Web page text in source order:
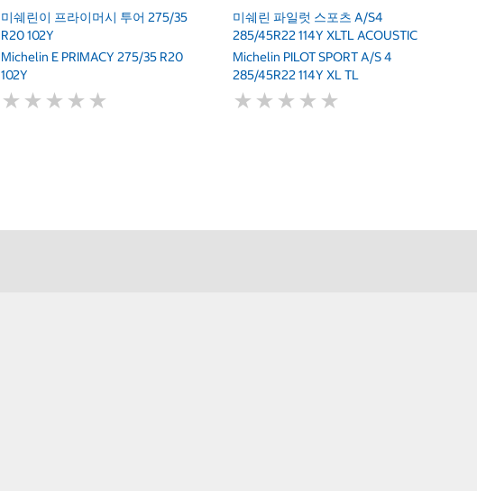
미쉐린이 프라이머시 투어 275/35
R20 102Y
Michelin E PRIMACY 275/35 R20
102Y
★ ★ ★ ★ ★
★ ★ ★ ★ ★
미쉐린 파일럿 스포츠 A/S4
285/45R22 114Y XLTL ACOUSTIC
Michelin PILOT SPORT A/S 4
285/45R22 114Y XL TL
★ ★ ★ ★ ★
★ ★ ★ ★ ★